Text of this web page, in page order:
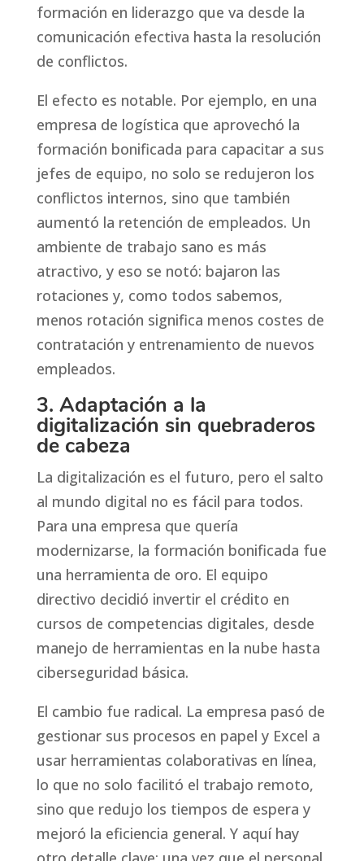
formación en liderazgo que va desde la
comunicación efectiva hasta la resolución
de conflictos.
El efecto es notable. Por ejemplo, en una
empresa de logística que aprovechó la
formación bonificada para capacitar a sus
jefes de equipo, no solo se redujeron los
conflictos internos, sino que también
aumentó la retención de empleados. Un
ambiente de trabajo sano es más
atractivo, y eso se notó: bajaron las
rotaciones y, como todos sabemos,
menos rotación significa menos costes de
contratación y entrenamiento de nuevos
empleados.
3. Adaptación a la
digitalización sin quebraderos
de cabeza
La digitalización es el futuro, pero el salto
al mundo digital no es fácil para todos.
Para una empresa que quería
modernizarse, la formación bonificada fue
una herramienta de oro. El equipo
directivo decidió invertir el crédito en
cursos de competencias digitales, desde
manejo de herramientas en la nube hasta
ciberseguridad básica.
El cambio fue radical. La empresa pasó de
gestionar sus procesos en papel y Excel a
usar herramientas colaborativas en línea,
lo que no solo facilitó el trabajo remoto,
sino que redujo los tiempos de espera y
mejoró la eficiencia general. Y aquí hay